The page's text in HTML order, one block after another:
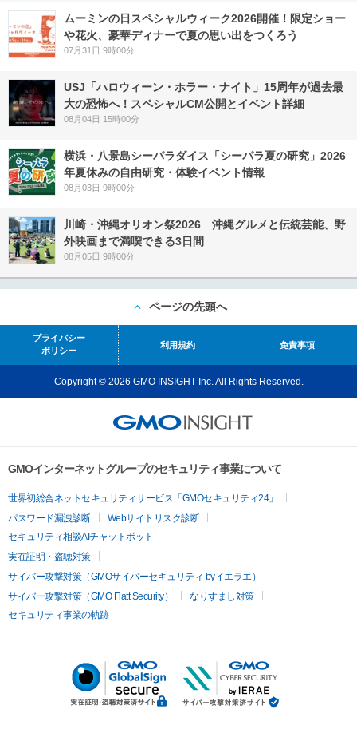
ムーミンの日スペシャルウィーク2026開催！限定ショー
や花火、豪華ディナーで夏の思い出をつくろう
07月31日 9時00分
USJ「ハロウィーン・ホラー・ナイト」15周年が過去最
大の恐怖へ！スペシャルCM公開とイベント詳細
08月04日 15時00分
横浜・八景島シーパラダイス「シーパラ夏の研究」2026
年夏休みの自由研究・体験イベント情報
08月03日 9時00分
川崎・沖縄オリオン祭2026 沖縄グルメと伝統芸能、野
外映画まで満喫できる3日間
08月05日 9時00分
ページの先頭へ
プライバシー
ポリシー
利用規約 免責事項
Copyright © 2026 GMO INSIGHT Inc. All Rights Reserved.
GMOインターネットグループのセキュリティ事業について
世界初総合ネットセキュリティサービス「GMOセキュリティ24」
パスワード漏洩診断
Webサイトリスク診断
セキュリティ相談AIチャットボット
実在証明・盗聴対策
サイバー攻撃対策（GMOサイバーセキュリティ byイエラエ）
サイバー攻撃対策（GMO Flatt Security）
なりすまし対策
セキュリティ事業の軌跡